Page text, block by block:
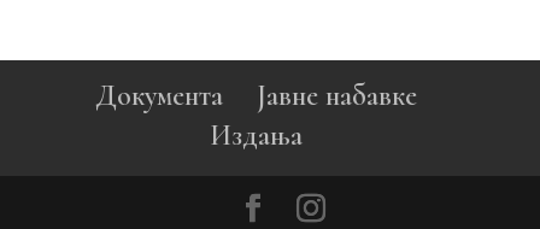
Документа
Јавне набавке
Издања